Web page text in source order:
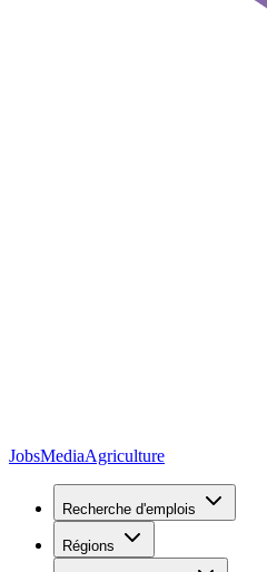
JobsMediaAgriculture
Recherche d'emplois
Régions